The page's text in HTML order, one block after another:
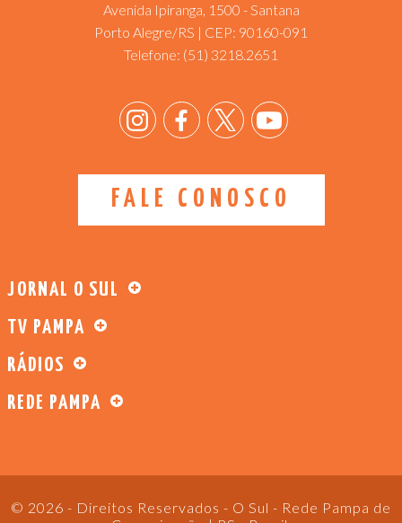
Avenida Ipiranga, 1500 - Santana
Porto Alegre/RS | CEP: 90160-091
Telefone: (51) 3218.2651
FALE CONOSCO
JORNAL O SUL
TV PAMPA
RÁDIOS
REDE PAMPA
© 2026 - Direitos Reservados - O Sul - Rede Pampa de